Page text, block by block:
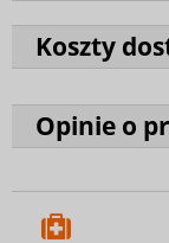
Koszty
Opinie o